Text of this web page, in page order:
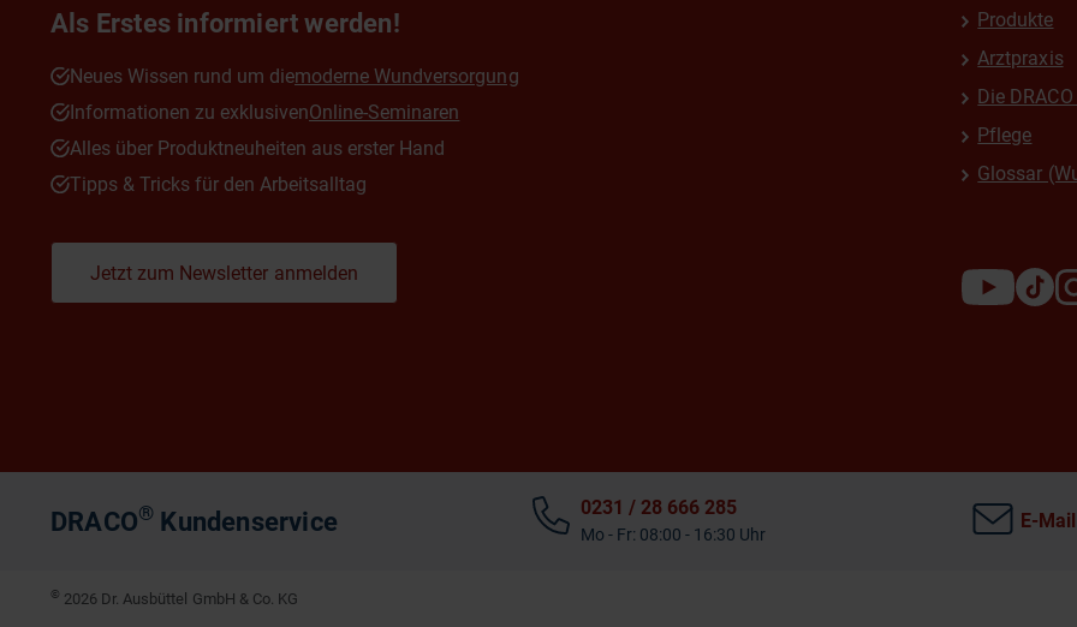
Als Erstes informiert werden!
Neues Wissen rund um diemoderne Wundversorgung
Informationen zu exklusivenOnline-Seminaren
Alles über Produktneuheiten aus erster Hand
Tipps & Tricks für den Arbeitsalltag
Jetzt zum Newsletter anmelden
Produkte
Arztpraxis
Die
Pflege
Glossar
DRACO® Kundenservice 0231 / 28 666 285
Mo - Fr: 08:00 - 16:30 Uhr
E-
© 2026 Dr. Ausbüttel GmbH & Co. KG